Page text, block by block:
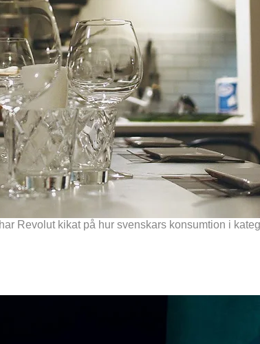
Revolut kikat på hur svenskars konsumtion i